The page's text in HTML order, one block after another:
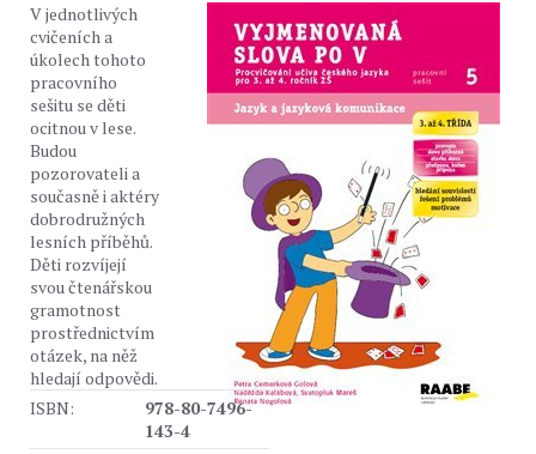
V jednotlivých
cvičeních a
úkolech tohoto
pracovního
sešitu se děti
ocitnou v lese.
Budou
pozorovateli a
současně i aktéry
dobrodružných
lesních příběhů.
Děti rozvíjejí
svou čtenářskou
gramotnost
prostřednictvím
otázek, na něž
hledají odpovědi.
ISBN:
978-80-7496-
143-4